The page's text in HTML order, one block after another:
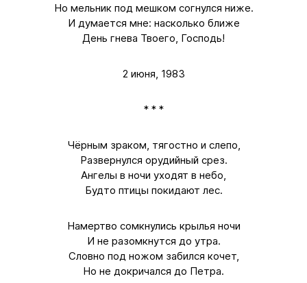
Но мельник под мешком согнулся ниже.
И думается мне: насколько ближе
День гнева Твоего, Господь!
2 июня, 1983
* * *
Чёрным зраком, тягостно и слепо,
Развернулся орудийный срез.
Ангелы в ночи уходят в небо,
Будто птицы покидают лес.
Намертво сомкнулись крылья ночи
И не разомкнутся до утра.
Словно под ножом забился кочет,
Но не докричался до Петра.